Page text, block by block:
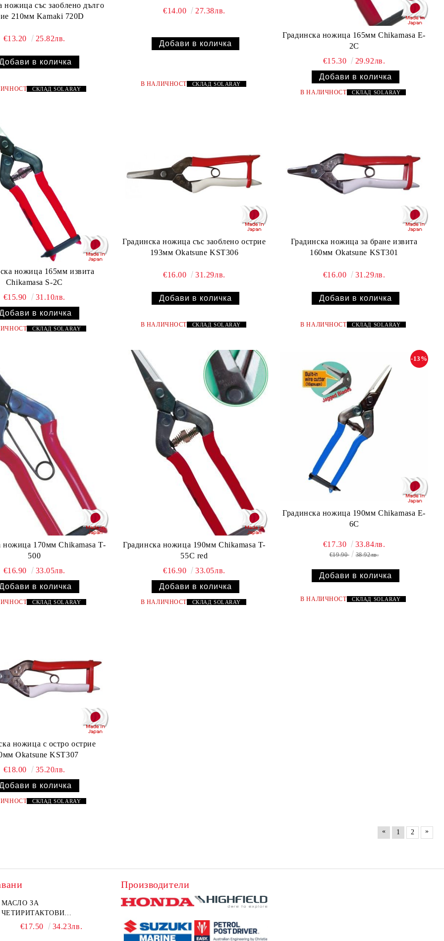
ножица със заоблено дълго
210мм Kamaki 720D
€13.20 25.82лв.
СКЛАДSOLARAY
€14.00 27.38лв.
В НАЛИЧНОСТ СКЛАД SOLARAY
Градинска ножица 165мм Chikamasa E-
2C
€15.30
29.92лв.
В НАЛИЧНОСТ СКЛАД SOLARAY
ножица 165мм извита
Chikamasa S-2C
€15.90
31.10лв.
СКЛАДSOLARAY
Градинска ножица със заоблено острие
193мм Okatsune KST306
€16.00 31.29лв.
В НАЛИЧНОСТ СКЛАД SOLARAY
Градинска ножица за бране извита
160мм Okatsune KST301
€16.00 31.29лв.
В НАЛИЧНОСТ СКЛАД SOLARAY
ножица 170мм Chikamasa T-
500
€16.90
33.05лв.
СКЛАДSOLARAY
Градинска ножица 190мм Chikamasa T-
55C red
€16.90
33.05лв.
В НАЛИЧНОСТ СКЛАД SOLARAY
Градинска ножица 190мм Chikamasa E-
6C
-13%
€17.30 33.84лв.
€19.90 38.92лв.
В НАЛИЧНОСТ СКЛАД SOLARAY
ножица с остро острие
Okatsune KST307
€18.00
35.20лв.
СКЛАДSOLARAY
« 1 2 »
МАСЛО ЗА
ЧЕТИРИТАКТОВИ
ИЗВЪНБОРДОВИ
€17.50 34.23лв.
Производители